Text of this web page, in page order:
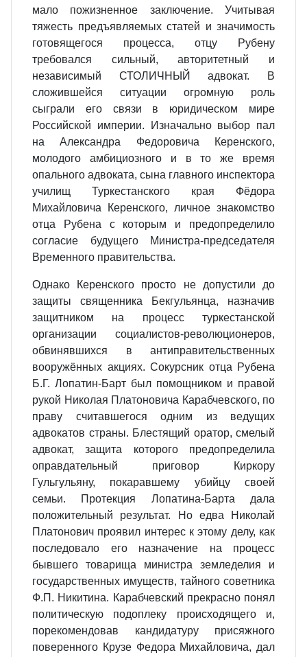
мало пожизненное заключение. Учитывая
тяжесть предъявляемых статей и значимость
готовящегося процесса, отцу Рубену
требовался сильный, авторитетный и
независимый СТОЛИЧНЫЙ адвокат. В
сложившейся ситуации огромную роль
сыграли его связи в юридическом мире
Российской империи. Изначально выбор пал
на Александра Федоровича Керенского,
молодого амбициозного и в то же время
опального адвоката, сына главного инспектора
училищ Туркестанского края Фёдора
Михайловича Керенского, личное знакомство
отца Рубена с которым и предопределило
согласие будущего Министра-председателя
Временного правительства.
Однако Керенского просто не допустили до
защиты священника Бекгульянца, назначив
защитником на процесс туркестанской
организации социалистов-революционеров,
обвинявшихся в антиправительственных
вооружённых акциях. Сокурсник отца Рубена
Б.Г. Лопатин-Барт был помощником и правой
рукой Николая Платоновича Карабчевского, по
праву считавшегося одним из ведущих
адвокатов страны. Блестящий оратор, смелый
адвокат, защита которого предопределила
оправдательный приговор Киркору
Гульгульяну, покаравшему убийцу своей
семьи. Протекция Лопатина-Барта дала
положительный результат. Но едва Николай
Платонович проявил интерес к этому делу, как
последовало его назначение на процесс
бывшего товарища министра земледелия и
государственных имуществ, тайного советника
Ф.П. Никитина. Карабчевский прекрасно понял
политическую подоплеку происходящего и,
порекомендовав кандидатуру присяжного
поверенного Крузе Федора Михайловича, дал